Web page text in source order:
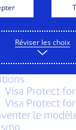
gouvernement
Fleet et mobilité
Protect –
Visa Protect
Visa Protect
le
Réviser les choix